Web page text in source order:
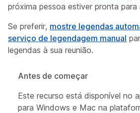
próxima pessoa estiver pronta para
Se preferir, mostre legendas
serviço de legendagem manual
legendas à sua reunião.
Antes de começar
Este recurso está disponível no
para Windows e Mac na